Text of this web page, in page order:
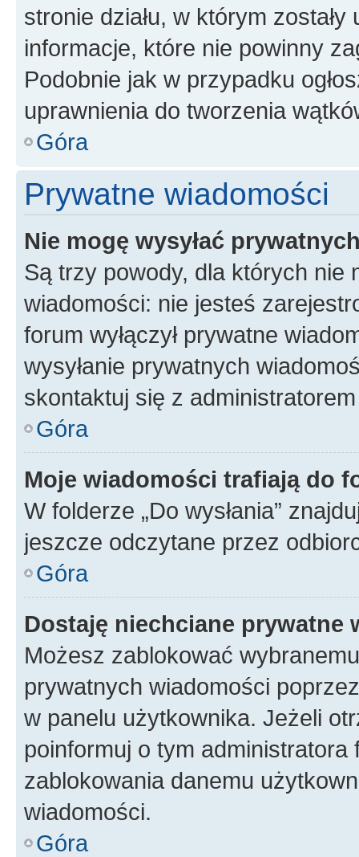
stronie działu, w którym
informacje, które nie powinny
Podobnie jak w przypadku
uprawnienia do tworzenia
Góra
Prywatne wiadomości
Nie mogę wysyłać
Są trzy powody, dla których nie
wiadomości: nie jesteś
forum wyłączył prywatne
wysyłanie prywatnych
skontaktuj się z
Góra
Moje wiadomości trafiają do
W folderze „Do wysłania”
jeszcze odczytane przez
Góra
Dostaję niechciane prywatne
Możesz zablokować
prywatnych wiadomości
w panelu użytkownika. Jeżeli
poinformuj o tym
zablokowania danemu
wiadomości.
Góra